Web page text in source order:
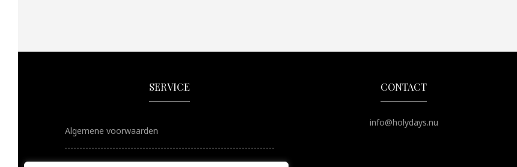
SERVICE
Algemene voorwaarden
CONTACT
info@holydays.nu